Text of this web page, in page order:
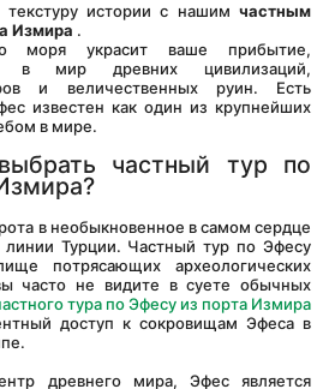
текстуру истории с нашим частным
Измира .
в мир древних цивилизаций,
и величественных руин. Есть
известен как один из крупнейших
в мире.
частный тур по
в необыкновенное в самом сердце
Турции. Частный тур по Эфесу
потрясающих археологических
часто не видите в суете обычных
тура по Эфесу из порта Измира
доступ к сокровищам Эфеса в